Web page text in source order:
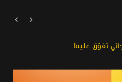
تفوّق عليه!

